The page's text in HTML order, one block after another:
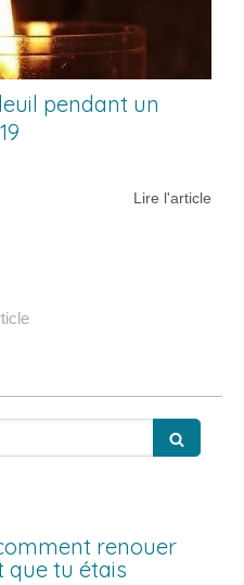
pendant un
Lire l'article
renouer
que tu étais